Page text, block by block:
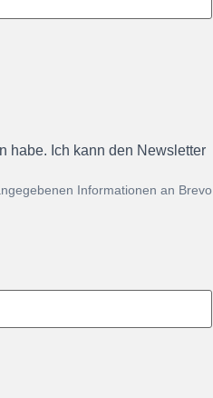
habe. Ich kann den Newsletter
Informationen an Brevo